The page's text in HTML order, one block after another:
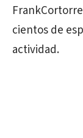
cientos de
actividad.